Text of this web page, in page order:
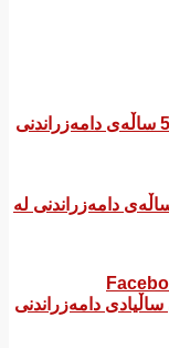
حزبی زەحمەتکێشان پیرۆزبایی 50 ساڵەی دامەزراندنی لە